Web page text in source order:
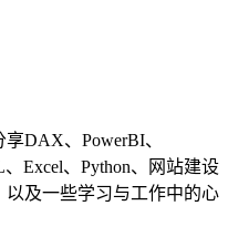
DAX、PowerBI、
、Excel、Python、网站建设
及一些学习与工作中的心